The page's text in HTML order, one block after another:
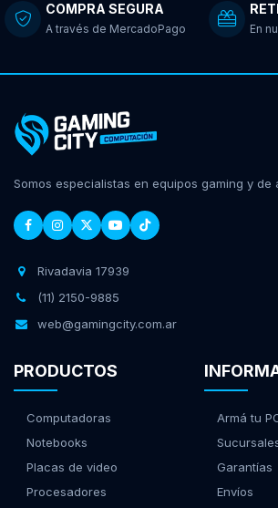
COMPRA SEGURA
A través de MercadoPago En
Somos especialistas en equipos gaming y de
Rivadavia 17939
(11) 2150-9885
web@gamingcity.com.ar
PRODUCTOS
Computadoras
Notebooks
Placas de video
Procesadores
Armá tu
Garantías
Envíos